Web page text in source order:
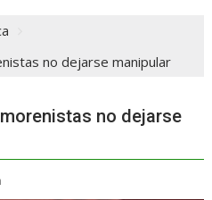
no dejarse manipular
no dejarse